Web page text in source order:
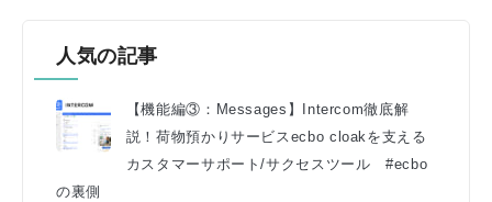
人気の記事
【機能編③：Messages】Intercom徹底解
説！荷物預かりサービスecbo cloakを支える
カスタマーサポート/サクセスツール #ecbo
の裏側